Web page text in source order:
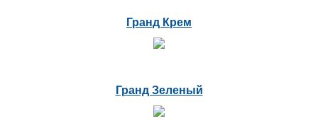
Гранд Крем
Гранд Зеленый